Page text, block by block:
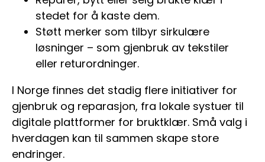
stedet for å kaste dem.
Støtt merker som tilbyr sirkulære
løsninger – som gjenbruk av tekstiler
eller returordninger.
I Norge finnes det stadig flere initiativer for
gjenbruk og reparasjon, fra lokale systuer til
digitale plattformer for bruktklær. Små valg i
hverdagen kan til sammen skape store
endringer.